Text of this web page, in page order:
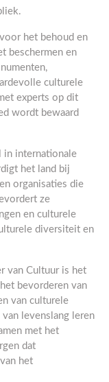
het behoud en
beschermen en
culturele
experts op dit
wordt bewaard
in internationale
het land bij
organisaties die
ze
en culturele
diversiteit en
van Cultuur is het
bevorderen van
van culturele
levenslang leren
met het
dat
het